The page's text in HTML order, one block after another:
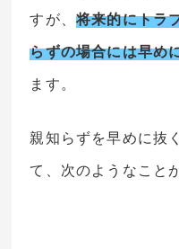
すが、将来的にトラ
らずの場合には早め
ます。
親知らずを早めに抜
て、次のようなこと